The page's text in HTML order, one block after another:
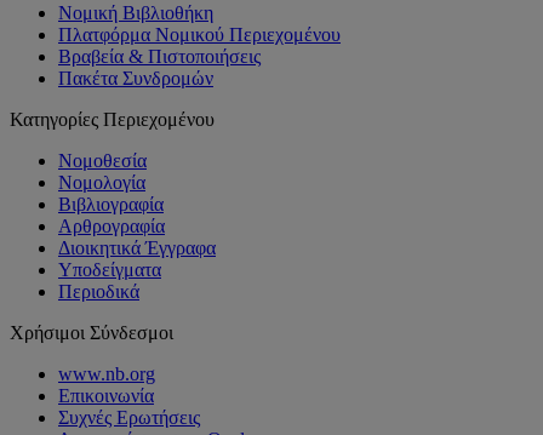
Νομική Βιβλιοθήκη
Πλατφόρμα Νομικού Περιεχομένου
Βραβεία & Πιστοποιήσεις
Πακέτα Συνδρομών
Κατηγορίες Περιεχομένου
Νομοθεσία
Νομολογία
Βιβλιογραφία
Αρθρογραφία
Διοικητικά Έγγραφα
Υποδείγματα
Περιοδικά
Χρήσιμοι Σύνδεσμοι
www.nb.org
Επικοινωνία
Συχνές Ερωτήσεις